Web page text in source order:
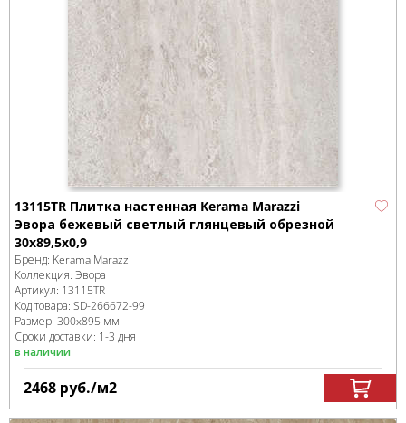
13115TR Плитка настенная Kerama Marazzi
Эвора бежевый светлый глянцевый обрезной
30x89,5x0,9
Бренд: Kerama Marazzi
Коллекция: Эвора
Артикул: 13115TR
Код товара: SD-266672-99
Размер: 300x895 мм
Сроки доставки: 1-3 дня
в наличии
2468 руб./м2